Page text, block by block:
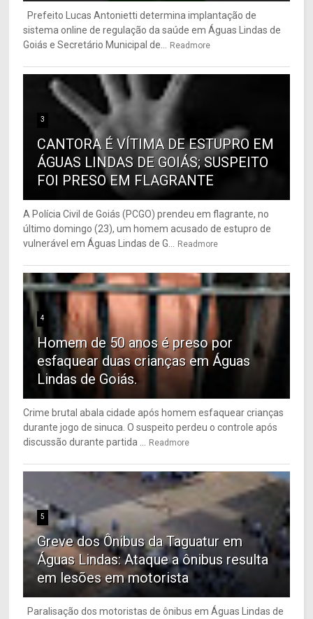
Prefeito Lucas Antonietti determina implantação de
sistema online de regulação da saúde em Águas Lindas de
Goiás e Secretário Municipal de...
Readmore
3
CANTORA É VÍTIMA DE ESTUPRO EM
ÁGUAS LINDAS DE GOIÁS; SUSPEITO
FOI PRESO EM FLAGRANTE
A Polícia Civil de Goiás (PCGO) prendeu em flagrante, no
último domingo (23), um homem acusado de estupro de
vulnerável em Águas Lindas de G...
Readmore
4
Homem de 50 anos é preso por
esfaquear duas crianças em Águas
Lindas de Goiás.
Crime brutal abala cidade após homem esfaquear crianças
durante jogo de sinuca. O suspeito perdeu o controle após
discussão durante partida ...
Readmore
5
Greve dos Ônibus da Taguatur em
Águas Lindas: Ataque a ônibus resulta
em lesões em motorista
Paralisação dos motoristas de ônibus em Águas Lindas de